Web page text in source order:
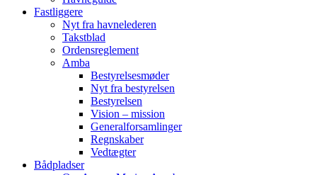
Fastliggere
Nyt fra havnelederen
Takstblad
Ordensreglement
Amba
Bestyrelsesmøder
Nyt fra bestyrelsen
Bestyrelsen
Vision – mission
Generalforsamlinger
Regnskaber
Vedtægter
Bådpladser